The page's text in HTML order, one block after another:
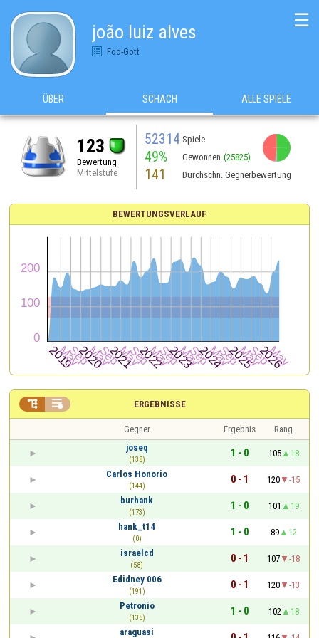
joão luiz alves
Fod-Gott
☰
ÜBER SCHACH ALLE SPIELE
123
Bewertung
Mittelstufe
52314 Spiele
49% Gewonnen (25825)
141 Durchschn. Gegnerbewertung
BEWERTUNGSVERLAUF
ERGEBNISSE
 
Gegner Ergebnis
Rang
joseq
(138)
1 - 0 105
18
Carlos Honorio
(144)
0 - 1 120
-15
burhank
(173)
1 - 0 101
19
hank_t14
(0)
1 - 0 89
12
israelcd
(58)
0 - 1 107
-18
Edidney 006
(191)
0 - 1 120
-13
Petronio
(135)
1 - 0 102
18
araguasi